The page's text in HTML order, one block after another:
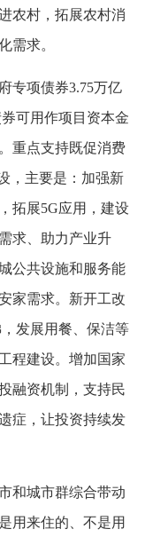
农村，拓展农村消
需求。
专项债券3.75万亿
可用作项目资本金
重点支持既促消费
，主要是：加强新
拓展5G应用，建设
求、助力产业升
公共设施和服务能
家需求。新开工改
发展用餐、保洁等
程建设。增加国家
融资机制，支持民
症，让投资持续发
和城市群综合带动
用来住的、不是用